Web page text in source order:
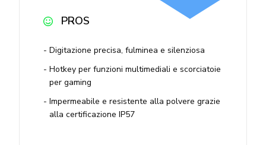
PROS
Digitazione precisa, fulminea e silenziosa
Hotkey per funzioni multimediali e scorciatoie
per gaming
Impermeabile e resistente alla polvere grazie
alla certificazione IP57